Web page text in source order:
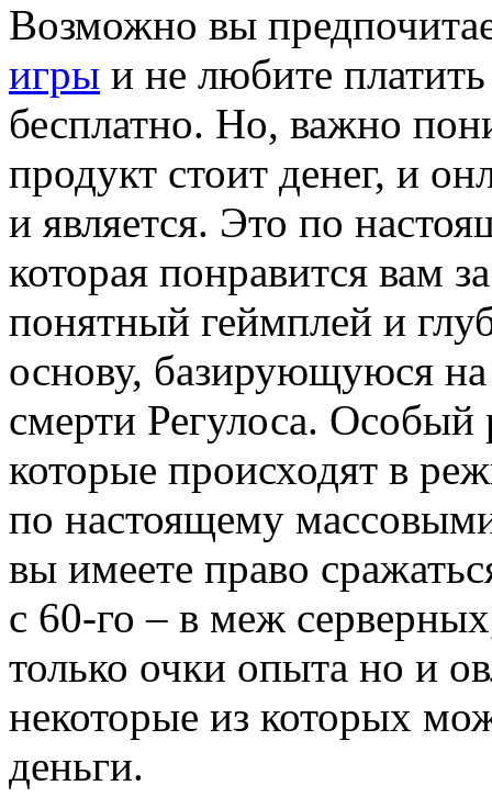
Возможно вы
игры и не любите
бесплатно. Но, важно
продукт стоит денег, и
и является. Это по
которая понравится вам
понятный геймплей и
основу, базирующуюся
смерти Регулоса. Особый
которые происходят в
по настоящему
вы имеете право
с 60-го – в меж
только очки опыта но и
некоторые из которых
деньги.